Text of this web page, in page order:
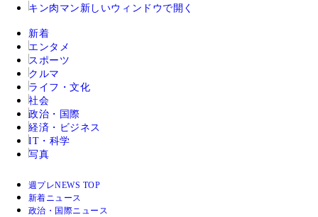
キン肉マン 新しいウィンドウで開く
新着
エンタメ
スポーツ
クルマ
ライフ・文化
社会
政治・国際
経済・ビジネス
IT・科学
写真
週プレNEWS TOP
新着ニュース
政治・国際ニュース